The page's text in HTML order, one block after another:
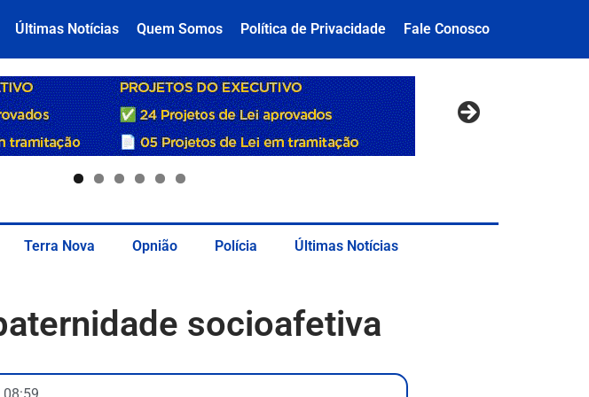
Últimas Notícias Quem Somos Política de Privacidade Fale Conosco
Terra Nova Opnião Polícia Últimas Notícias
socioafetiva
08:59